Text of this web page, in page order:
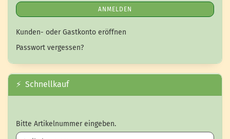
ANMELDEN
Kunden- oder Gastkonto eröffnen
Passwort vergessen?
⚡ Schnellkauf
BITTE ARTIKELNUMMER EINGEBEN.
Bitte Artikelnummer eingeben.